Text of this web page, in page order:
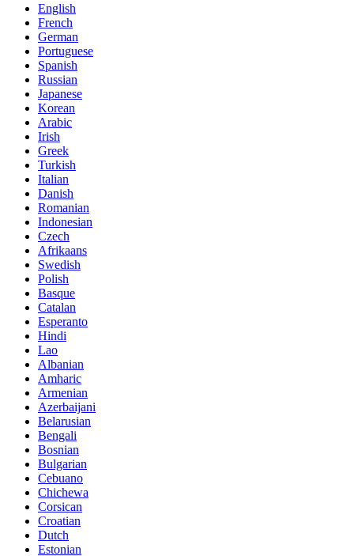
English
French
German
Portuguese
Spanish
Russian
Japanese
Korean
Arabic
Irish
Greek
Turkish
Italian
Danish
Romanian
Indonesian
Czech
Afrikaans
Swedish
Polish
Basque
Catalan
Esperanto
Hindi
Lao
Albanian
Amharic
Armenian
Azerbaijani
Belarusian
Bengali
Bosnian
Bulgarian
Cebuano
Chichewa
Corsican
Croatian
Dutch
Estonian